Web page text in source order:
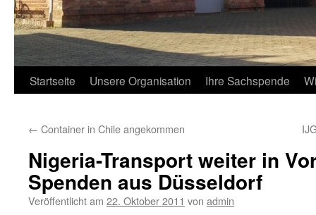
Startseite Unsere Organisation Ihre Sachspende
← Container in Chile angekommen
Nigeria-Transport weiter in
Spenden aus Düsseldorf
Veröffentlicht am 22. Oktober 2011 von admin